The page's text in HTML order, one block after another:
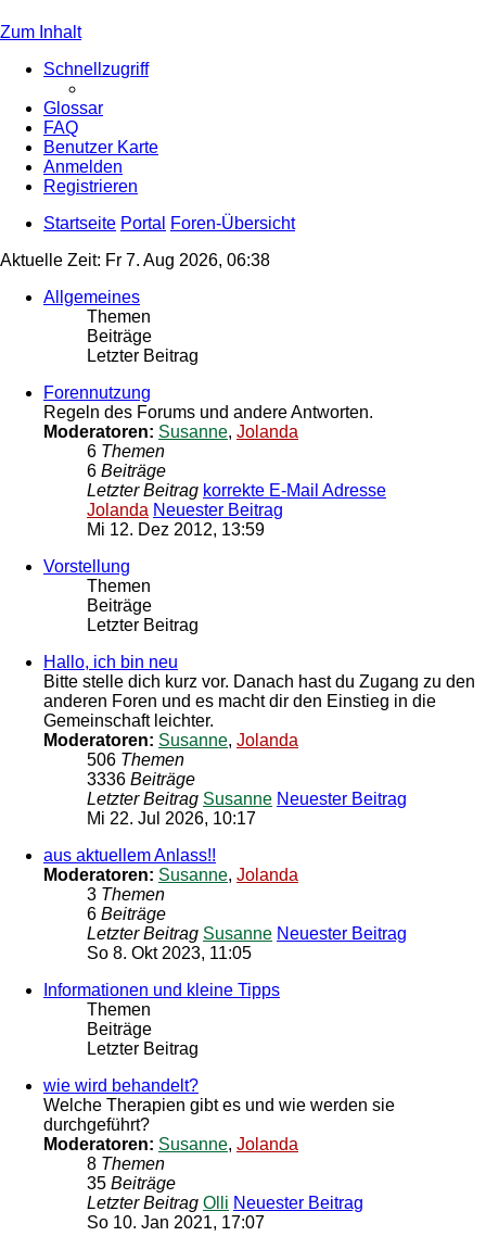
Zum Inhalt
Schnellzugriff
Glossar
FAQ
Benutzer Karte
Anmelden
Registrieren
Startseite Portal Foren-Übersicht
Aktuelle Zeit: Fr 7. Aug 2026, 06:38
Allgemeines
Themen
Beiträge
Letzter Beitrag
Forennutzung
Regeln des Forums und andere Antworten.
Moderatoren: Susanne, Jolanda
6 Themen
6 Beiträge
Letzter Beitrag korrekte E-Mail Adresse
Jolanda Neuester Beitrag
Mi 12. Dez 2012, 13:59
Vorstellung
Themen
Beiträge
Letzter Beitrag
Hallo, ich bin neu
Bitte stelle dich kurz vor. Danach hast du Zugang zu den
anderen Foren und es macht dir den Einstieg in die
Gemeinschaft leichter.
Moderatoren: Susanne, Jolanda
506 Themen
3336 Beiträge
Letzter Beitrag Susanne Neuester Beitrag
Mi 22. Jul 2026, 10:17
aus aktuellem Anlass!!
Moderatoren: Susanne, Jolanda
3 Themen
6 Beiträge
Letzter Beitrag Susanne Neuester Beitrag
So 8. Okt 2023, 11:05
Informationen und kleine Tipps
Themen
Beiträge
Letzter Beitrag
wie wird behandelt?
Welche Therapien gibt es und wie werden sie
durchgeführt?
Moderatoren: Susanne, Jolanda
8 Themen
35 Beiträge
Letzter Beitrag Olli Neuester Beitrag
So 10. Jan 2021, 17:07